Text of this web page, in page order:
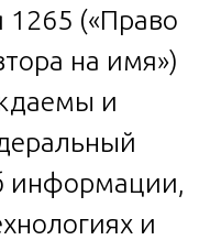
1265 («Право
на имя»)
и
информации,
и